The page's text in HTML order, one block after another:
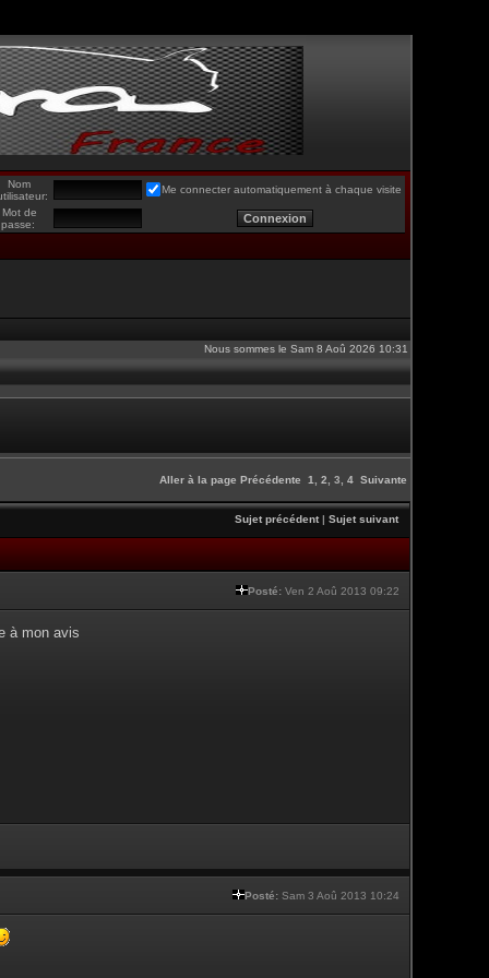
Nom
Me connecter automatiquement à chaque visite
Mot de
passe:
Nous sommes le Sam 8 Aoû 2026 10:31
Aller à la page Précédente 1 2 3 4 Suivante
Sujet précédent| Sujet suivant
Posté: Ven 2 Aoû 2013 09:22
à mon avis
Posté: Sam 3 Aoû 2013 10:24